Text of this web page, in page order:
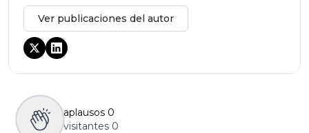
Ver publicaciones del autor
aplausos 0
visitantes 0